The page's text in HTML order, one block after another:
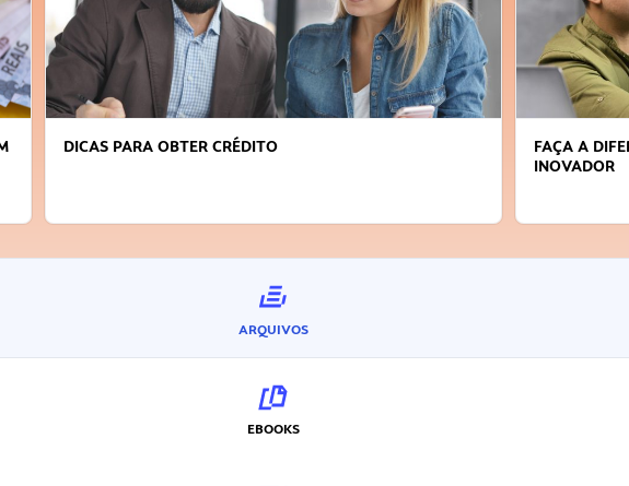
FAÇA A DIFERENÇA: SEJA SUSTENTÁVEL, SEJA
APRENDA A
ARQUIVOS
EBOOKS